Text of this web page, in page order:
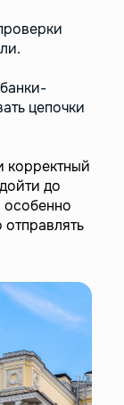
цепочки
корректный
до
особенно